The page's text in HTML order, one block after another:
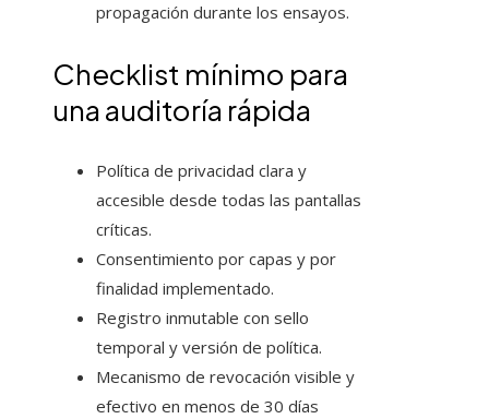
propagación durante los ensayos.
Checklist mínimo para
una auditoría rápida
Política de privacidad clara y
accesible desde todas las pantallas
críticas.
Consentimiento por capas y por
finalidad implementado.
Registro inmutable con sello
temporal y versión de política.
Mecanismo de revocación visible y
efectivo en menos de 30 días